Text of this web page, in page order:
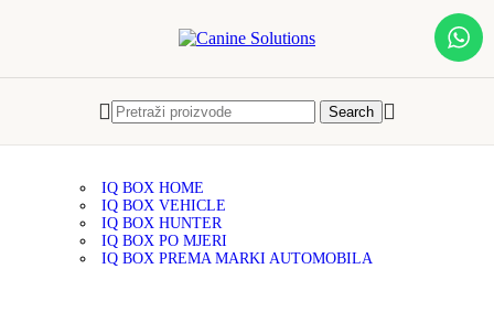
IQ BOX
IQ BOX - Kavezi za pse
IQ BOX HOME
IQ BOX VEHICLE
IQ BOX HUNTER
IQ BOX PO MJERI
IQ BOX PREMA MARKI AUTOMOBILA
Search